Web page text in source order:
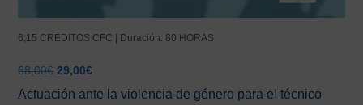
6,15 CRÉDITOS CFC | Duración: 80 HORAS
68,00€ El
precio
original
29,00€El
precio
actual
Actuación ante la violencia de género para el técnico